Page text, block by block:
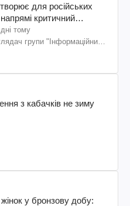
для російських
критичний
тому
групи "Інформаційний
з кабачків не зиму
у бронзову добу: